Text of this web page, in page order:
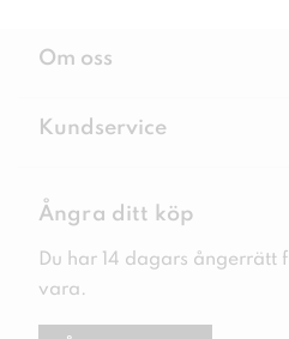
Om oss
Kundservice
Ångra ditt köp
Du har 14 dagars ångerrätt
vara.